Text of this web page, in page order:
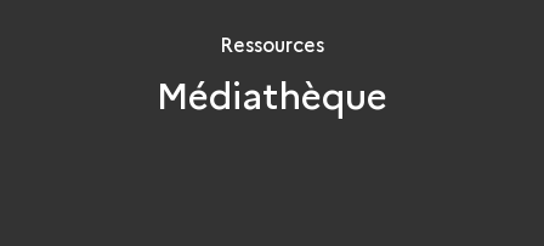
Ressources
Médiathèque